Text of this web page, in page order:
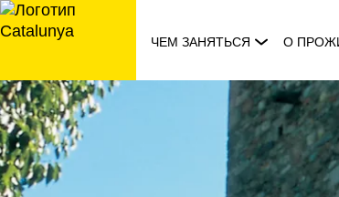
перейти
к
ЧЕМ ЗАНЯТЬСЯ О